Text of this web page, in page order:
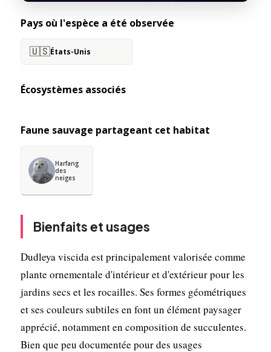
Pays où l'espèce a été observée
🇺🇸États-Unis
Écosystèmes associés
Faune sauvage partageant cet habitat
Harfang
des
neiges
Bienfaits et usages
Dudleya viscida est principalement valorisée comme
plante ornementale d'intérieur et d'extérieur pour les
jardins secs et les rocailles. Ses formes géométriques
et ses couleurs subtiles en font un élément paysager
apprécié, notamment en composition de succulentes.
Bien que peu documentée pour des usages